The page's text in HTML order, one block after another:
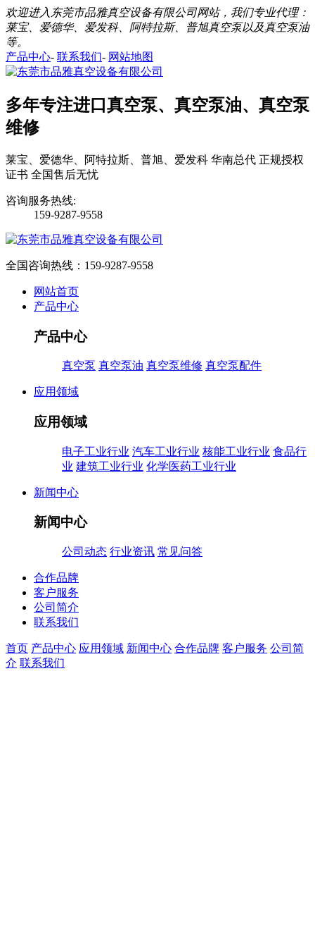
欢迎进入东莞市品雅真空设备有限公司网站，我们专业代理：
莱宝、爱德华、爱发科、阿特拉斯、普旭真空泵以及真空泵油
等。
产品中心- 联系我们- 网站地图
多年专注进口真空泵、真空泵油、真空泵
维修
莱宝、爱德华、阿特拉斯、普旭、爱发科 华南总代 正规授权
证书 全国售后无忧
咨询服务热线:
159-9287-9558
全国咨询热线： 159-9287-9558
网站首页
产品中心
产品中心
真空泵 真空泵油 真空泵维修 真空泵配件
应用领域
应用领域
电子工业行业 汽车工业行业 核能工业行业 食品行
业 建筑工业行业 化学医药工业行业
新闻中心
新闻中心
公司动态 行业资讯 常见问答
合作品牌
客户服务
公司简介
联系我们
首页 产品中心 应用领域 新闻中心 合作品牌 客户服务 公司简
介 联系我们